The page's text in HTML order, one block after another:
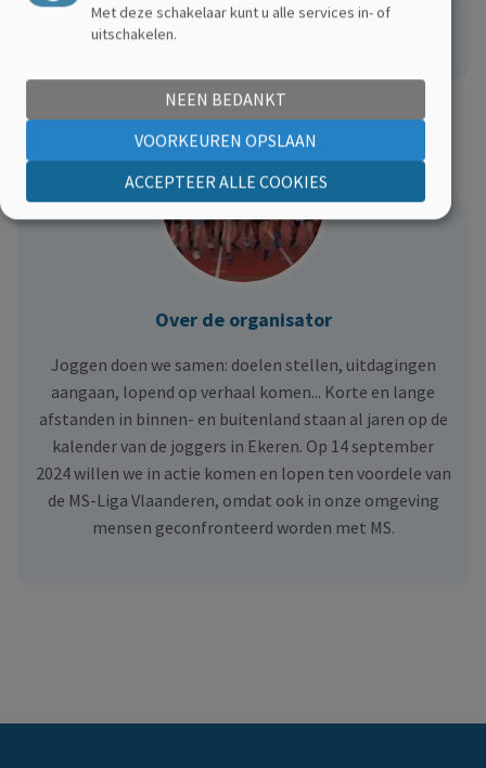
Steunen kan ook op het rekeningnummer BE97 0000
0001 4649 met als mededeling: "Gift Ekiden AC Break".
Over de organisator
Joggen doen we samen: doelen stellen, uitdagingen
aangaan, lopend op verhaal komen... Korte en lange
afstanden in binnen- en buitenland staan al jaren op de
kalender van de joggers in Ekeren. Op 14 september
2024 willen we in actie komen en lopen ten voordele van
de MS-Liga Vlaanderen, omdat ook in onze omgeving
mensen geconfronteerd worden met MS.
Met deze schakelaar kunt u alle services in- of
uitschakelen.
NEEN BEDANKT
VOORKEUREN OPSLAAN
ACCEPTEER ALLE COOKIES